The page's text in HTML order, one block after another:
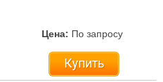
Цена: По запросу
Купить